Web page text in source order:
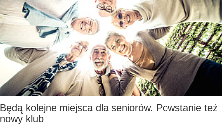
Będą kolejne miejsca dla seniorów. Powstanie też
nowy klub